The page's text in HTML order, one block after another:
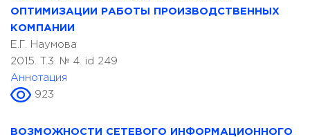
ОПТИМИЗАЦИИ РАБОТЫ ПРОИЗВОДСТВЕННЫХ
КОМПАНИИ
Е.Г. Наумова
2015. T.3. № 4. id 249
Аннотация
923
ВОЗМОЖНОСТИ СЕТЕВОГО ИНФОРМАЦИОННОГО